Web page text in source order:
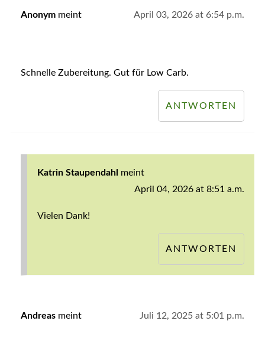
Anonym meint April 03, 2026 at 6:54 p.m.
Schnelle Zubereitung. Gut für Low Carb.
ANTWORTEN
Katrin Staupendahl meint
April 04, 2026 at 8:51 a.m.
Vielen Dank!
ANTWORTEN
Andreas meint Juli 12, 2025 at 5:01 p.m.